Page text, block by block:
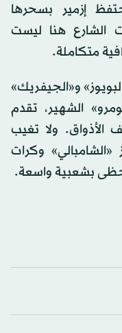
إزمير بسحرها
الشارع هنا ليست
متكاملة.
و«الجيفريك»
الشهير، تقدم
الأذواق. ولا تغيب
وكرات
بشعبية واسعة.